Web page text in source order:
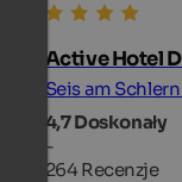
Active Hotel
Seis am
4,7Doskonały
-
264 Recenzje